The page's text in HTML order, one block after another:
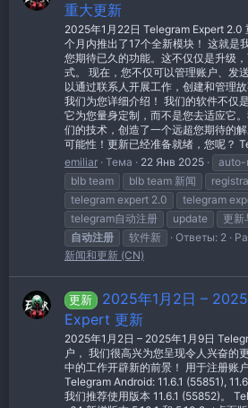
重大更新
2025年1月22日 Telegram Expert 2.0
个月内推出了17个全新模块！ 这就
您期待已久的功能。这不仅仅是升级
式。 现在，您不仅可以管理账户、发
以通过联系人开展工作，创建和管理
我们为您详细介绍！ 我们的软件不仅
它为您量身定制，而不是您去适应它
们的技术，创造了一个远超您期待的
可能性！更新已经准备就绪，您呢？
emiliar Тема 22 Янв 2025
auto-
blb team
blb team 新闻
telegram expert 2.0
telegram
telegram自动注册
update 更新
自动注册
软件新 Ответы: 2
新闻和更新 (CN)
更新
2025年1月2日 –
Expert 更新
2025年1月2日 – 2025年1月9日
户， 我们很高兴为您呈现令人兴奋的
中的工作开辟新的前景！ 用于注册账
Telegram Android: 11.6.1 (55851),
我们推荐使用版本 11.6.1 (55852)。